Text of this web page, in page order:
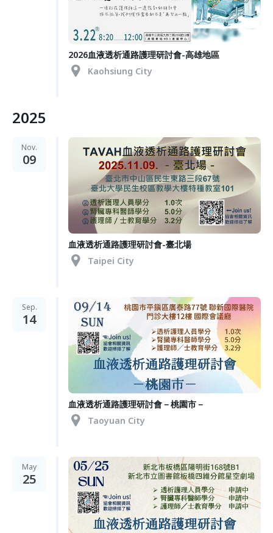
2026血液透析通路護理研討會-高雄地區
Kaohsiung City
2025
Nov.
09
血液透析通路護理研討會-臺北場
Taipei City
Sep.
14
血液透析通路護理研討會－桃園市－
Taoyuan City
May
25